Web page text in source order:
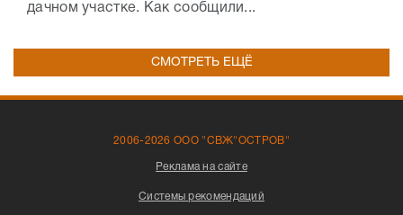
дачном участке. Как сообщили...
СМОТРЕТЬ ЕЩЁ
2006-2026 ООО "СВЖ"ОСТРОВ"
Реклама на сайте
Системы рекомендаций